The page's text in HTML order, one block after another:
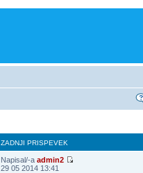
ZADNJI PRISPEVEK
Napisal/-aadmin2
29 05 2014 13:41